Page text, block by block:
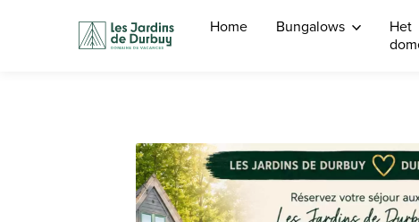
Home Bungalows
Het